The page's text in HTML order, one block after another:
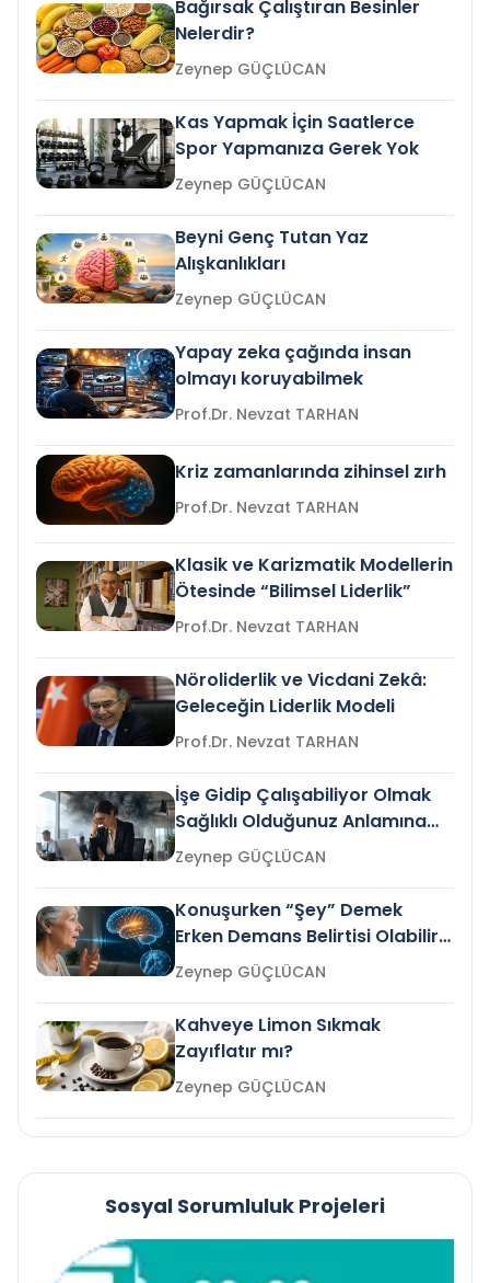
Bağırsak Çalıştıran Besinler
Nelerdir?
Zeynep GÜÇLÜCAN
Kas Yapmak İçin Saatlerce
Spor Yapmanıza Gerek Yok
Zeynep GÜÇLÜCAN
Beyni Genç Tutan Yaz
Alışkanlıkları
Zeynep GÜÇLÜCAN
Yapay zeka çağında insan
olmayı koruyabilmek
Prof.Dr. Nevzat TARHAN
Kriz zamanlarında zihinsel zırh
Prof.Dr. Nevzat TARHAN
Klasik ve Karizmatik Modellerin
Ötesinde “Bilimsel Liderlik”
Prof.Dr. Nevzat TARHAN
Nöroliderlik ve Vicdani Zekâ:
Geleceğin Liderlik Modeli
Prof.Dr. Nevzat TARHAN
İşe Gidip Çalışabiliyor Olmak
Sağlıklı Olduğunuz Anlamına
Gelir mi?Zeynep GÜÇLÜCAN
Konuşurken “Şey” Demek
Erken Demans Belirtisi Olabilir
mi?
Zeynep GÜÇLÜCAN
Kahveye Limon Sıkmak
Zayıflatır mı?
Zeynep GÜÇLÜCAN
Sosyal Sorumluluk Projeleri